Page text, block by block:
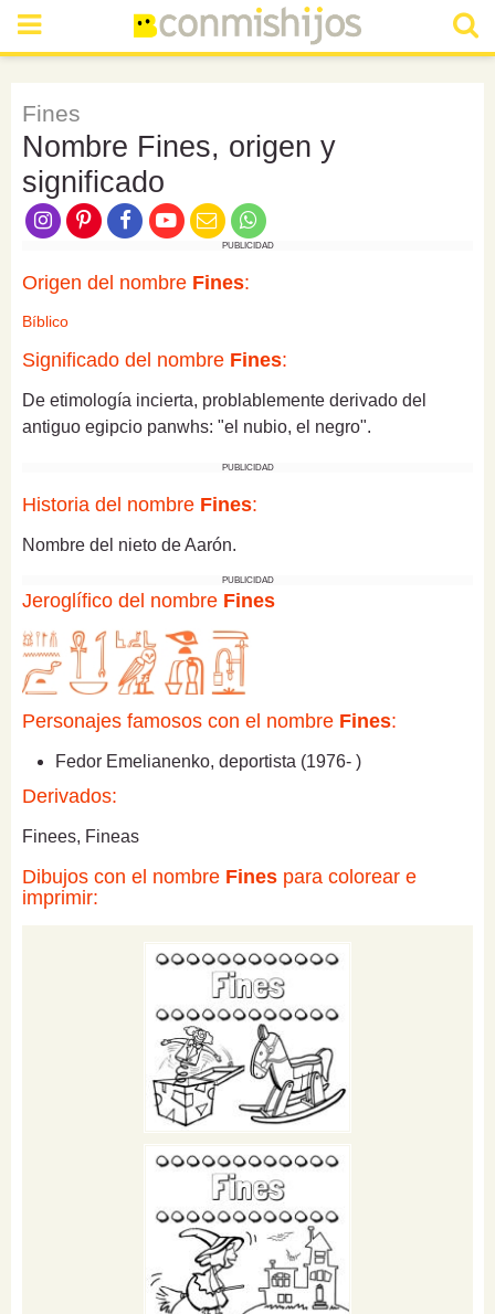
Fines
Nombre Fines, origen y
significado
PUBLICIDAD
Origen del nombre Fines:
Bíblico
Significado del nombre Fines:
De etimología incierta, problablemente derivado del
antiguo egipcio panwhs: "el nubio, el negro".
PUBLICIDAD
Historia del nombre Fines:
Nombre del nieto de Aarón.
PUBLICIDAD
Jeroglífico del nombre Fines
Personajes famosos con el nombre Fines:
Fedor Emelianenko, deportista (1976- )
Derivados:
Finees, Fineas
Dibujos con el nombre Fines para colorear e
imprimir: